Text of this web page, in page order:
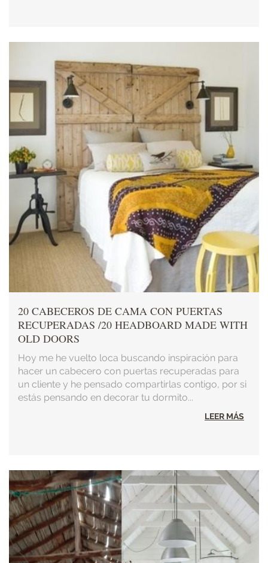
20 CABECEROS DE CAMA CON PUERTAS
RECUPERADAS /20 HEADBOARD MADE WITH
OLD DOORS
Hoy me he vuelto loca buscando inspiración para
hacer un cabecero con puertas recuperadas para
un cliente y he pensado compartirlas contigo, por si
estás pensando en decorar tu dormito...
LEER MÁS